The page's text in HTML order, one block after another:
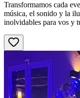
Transformamos cada
música, el sonido y la
inolvidables para vos y